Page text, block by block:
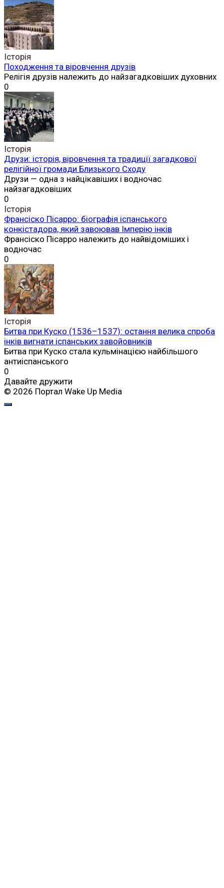
Історія
Походження та віровчення друзів
Релігія друзів належить до найзагадковіших духовних
0
Історія
Друзи: історія, віровчення та традиції загадкової
релігійної громади Близького Сходу
Друзи — одна з найцікавіших і водночас
найзагадковіших
0
Історія
Франсіско Пісарро: біографія іспанського
конкістадора, який завоював Імперію інків
Франсіско Пісарро належить до найвідоміших і
водночас
0
Історія
Битва при Куско (1536–1537): остання велика спроба
інків вигнати іспанських завойовників
Битва при Куско стала кульмінацією найбільшого
антиіспанського
0
Давайте дружити
© 2026 Портал Wake Up Media